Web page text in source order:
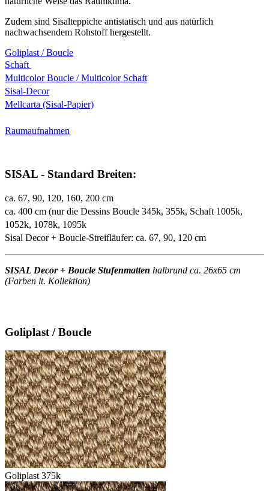
Zudem sind Sisalteppiche antistatisch und aus natürlich
nachwachsendem Rohstoff hergestellt.
Goliplast / Boucle
Schaft
Multicolor Boucle / Multicolor Schaft
Sisal-Decor
Mellcarta (Sisal-Papier)
Raumaufnahmen
SISAL - Standard Breiten:
ca. 67, 90, 120, 160, 200 cm
ca. 400 cm (nur die Dessins Boucle 345k, 355k, Schaft 1005k,
1052k, 1078k, 1095k
Sisal Decor + Boucle-Streifläufer: ca. 67, 90, 120 cm
SISAL Decor + Boucle Stufenmatten halbrund ca. 26x65 cm
(Farben lt. Kollektion)
Goliplast / Boucle
Goliplast 375k